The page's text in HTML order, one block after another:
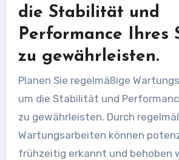
die Stabilität und
Performance Ihres
zu gewährleisten.
Planen Sie regelmäßige
um die Stabilität und
zu gewährleisten. Durch
Wartungsarbeiten können
frühzeitig erkannt und behoben